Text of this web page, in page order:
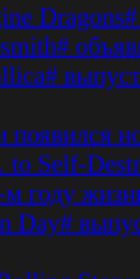
появился
Self-
году
Day#